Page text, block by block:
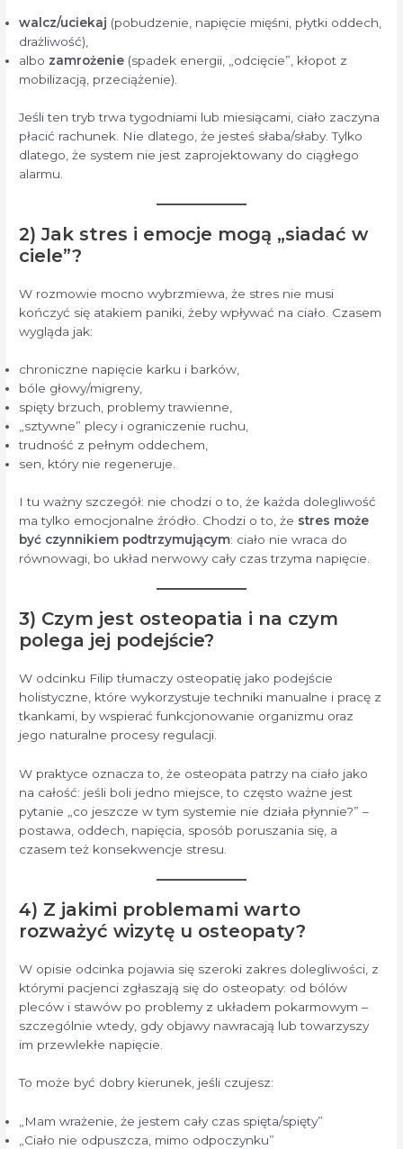
walcz/uciekaj (pobudzenie, napięcie mięśni, płytki oddech,
drażliwość),
albo zamrożenie (spadek energii, „odcięcie”, kłopot z
mobilizacją, przeciążenie).
Jeśli ten tryb trwa tygodniami lub miesiącami, ciało zaczyna
płacić rachunek. Nie dlatego, że jesteś słaba/słaby. Tylko
dlatego, że system nie jest zaprojektowany do ciągłego
alarmu.
2) Jak stres i emocje mogą „siadać w
ciele”?
W rozmowie mocno wybrzmiewa, że stres nie musi
kończyć się atakiem paniki, żeby wpływać na ciało. Czasem
wygląda jak:
chroniczne napięcie karku i barków,
bóle głowy/migreny,
spięty brzuch, problemy trawienne,
„sztywne” plecy i ograniczenie ruchu,
trudność z pełnym oddechem,
sen, który nie regeneruje.
I tu ważny szczegół: nie chodzi o to, że każda dolegliwość
ma tylko emocjonalne źródło. Chodzi o to, że stres może
być czynnikiem podtrzymującym: ciało nie wraca do
równowagi, bo układ nerwowy cały czas trzyma napięcie.
3) Czym jest osteopatia i na czym
polega jej podejście?
W odcinku Filip tłumaczy osteopatię jako podejście
holistyczne, które wykorzystuje techniki manualne i pracę z
tkankami, by wspierać funkcjonowanie organizmu oraz
jego naturalne procesy regulacji.
W praktyce oznacza to, że osteopata patrzy na ciało jako
na całość: jeśli boli jedno miejsce, to często ważne jest
pytanie „co jeszcze w tym systemie nie działa płynnie?” –
postawa, oddech, napięcia, sposób poruszania się, a
czasem też konsekwencje stresu.
4) Z jakimi problemami warto
rozważyć wizytę u osteopaty?
W opisie odcinka pojawia się szeroki zakres dolegliwości, z
którymi pacjenci zgłaszają się do osteopaty: od bólów
pleców i stawów po problemy z układem pokarmowym –
szczególnie wtedy, gdy objawy nawracają lub towarzyszy
im przewlekłe napięcie.
To może być dobry kierunek, jeśli czujesz:
„Mam wrażenie, że jestem cały czas spięta/spięty”
„Ciało nie odpuszcza, mimo odpoczynku”